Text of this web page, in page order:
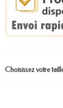
Choisissez votre